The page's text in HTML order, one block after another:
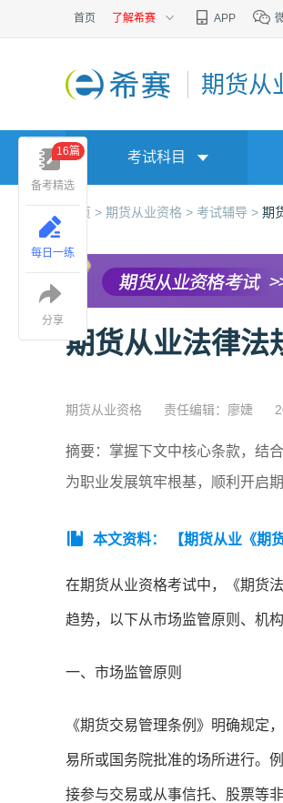
首页 了解希赛 APP
期货从
考试科目
首页 > 期货从业资格 > 考试辅导 > 期
期货从业法律法
期货从业资格 责任编辑：廖婕
摘要：掌握下文中核心条款，结
为职业发展筑牢根基，顺利开启
本文资料： 【期货从业《期
在期货从业资格考试中，《期货
趋势，以下从市场监管原则、机
一、市场监管原则
《期货交易管理条例》明确规定
易所或国务院批准的场所进行。
接参与交易或从事信托、股票等
备考精选
16篇
每日一练
分享